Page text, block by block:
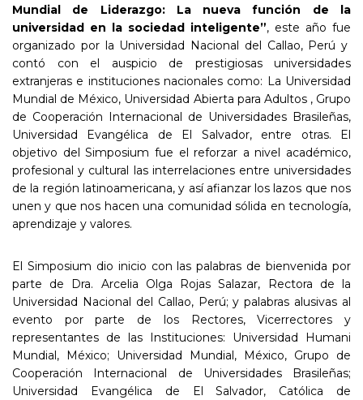
Mundial de Liderazgo: La nueva función de la
universidad en la sociedad inteligente”, este año fue
organizado por la Universidad Nacional del Callao, Perú y
contó con el auspicio de prestigiosas universidades
extranjeras e instituciones nacionales como: La Universidad
Mundial de México, Universidad Abierta para Adultos , Grupo
de Cooperación Internacional de Universidades Brasileñas,
Universidad Evangélica de El Salvador, entre otras. El
objetivo del Simposium fue el reforzar a nivel académico,
profesional y cultural las interrelaciones entre universidades
de la región latinoamericana, y así afianzar los lazos que nos
unen y que nos hacen una comunidad sólida en tecnología,
aprendizaje y valores.
El Simposium dio inicio con las palabras de bienvenida por
parte de Dra. Arcelia Olga Rojas Salazar, Rectora de la
Universidad Nacional del Callao, Perú; y palabras alusivas al
evento por parte de los Rectores, Vicerrectores y
representantes de las Instituciones: Universidad Humani
Mundial, México; Universidad Mundial, México, Grupo de
Cooperación Internacional de Universidades Brasileñas;
Universidad Evangélica de El Salvador, Católica de